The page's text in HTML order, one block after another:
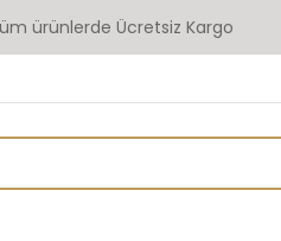
Ücretsiz Kargo